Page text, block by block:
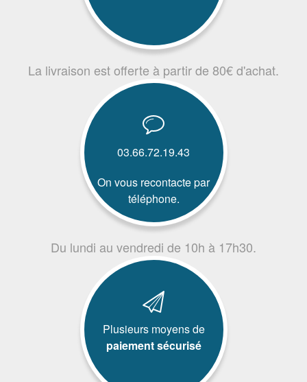
La livraison est offerte à partir de 80€ d'achat.
03.66.72.19.43
On vous recontacte par
téléphone.
Du lundi au vendredi de 10h à 17h30.
Plusieurs moyens de
paiement sécurisé